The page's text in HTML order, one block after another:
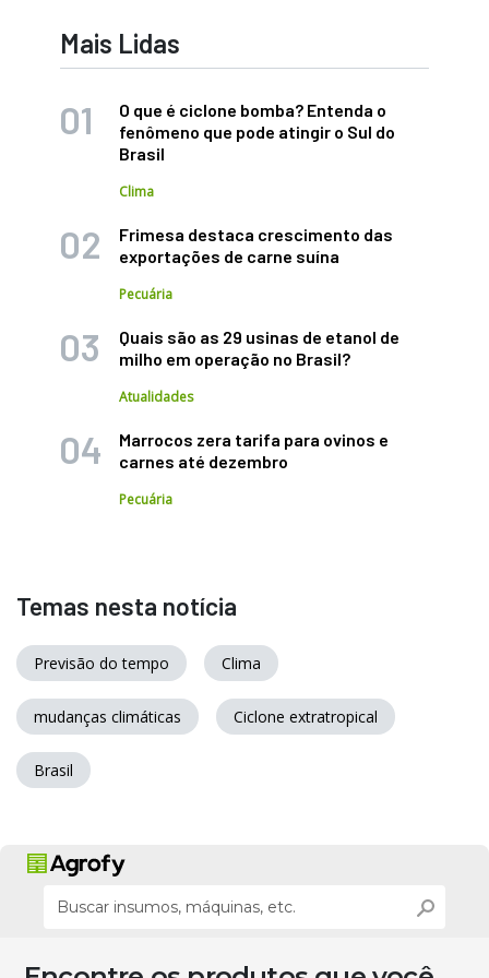
Mais Lidas
O que é ciclone bomba? Entenda o
fenômeno que pode atingir o Sul do
Brasil
Clima
Frimesa destaca crescimento das
exportações de carne suína
Pecuária
Quais são as 29 usinas de etanol de
milho em operação no Brasil?
Atualidades
Marrocos zera tarifa para ovinos e
carnes até dezembro
Pecuária
Temas nesta notícia
Previsão do tempo Clima
mudanças climáticas Ciclone extratropical
Brasil